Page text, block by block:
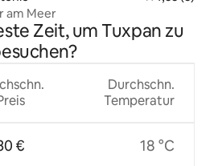
am Meer
Zeit, um Tuxpan zu
€
Durchschn.
Temperatur
18 °C